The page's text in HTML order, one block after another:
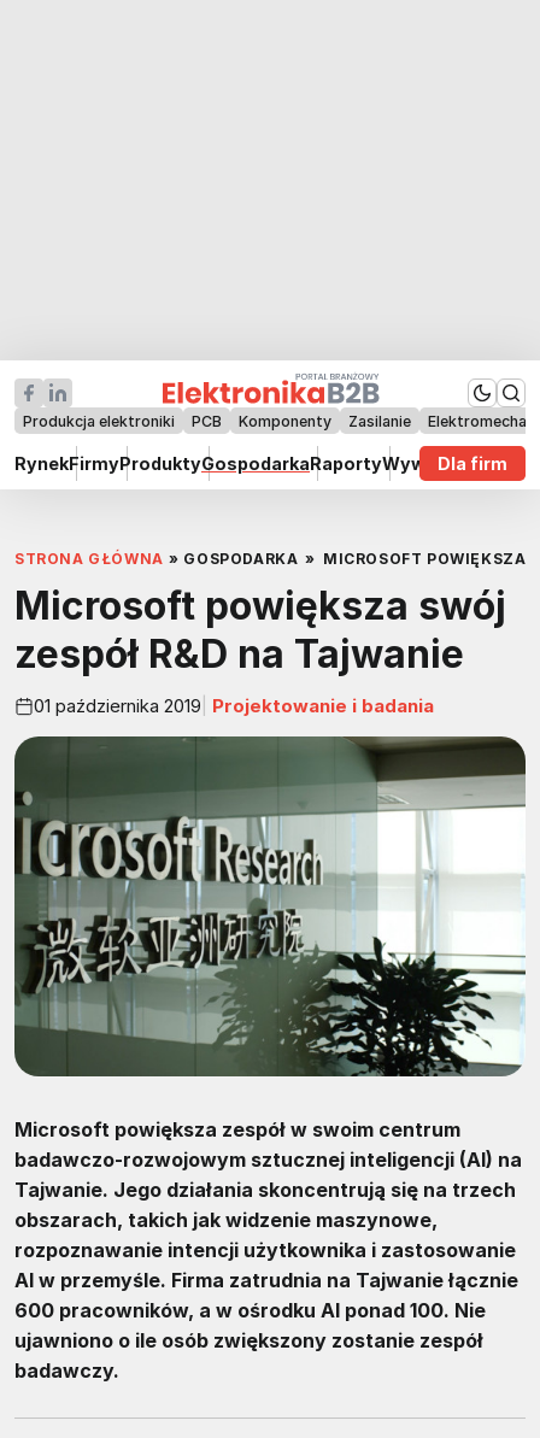
Produkcja elektroniki PCB Komponenty Zasilanie
RynekFirmyProduktyGospodarkaRaportyWywiadyDla firm
STRONA GŁÓWNA » GOSPODARKA » MICROSOFT POWIĘKSZA
Microsoft powiększa swój
zespół R&D na Tajwanie
01 października 2019 Projektowanie i badania
Microsoft powiększa zespół w swoim centrum
badawczo-rozwojowym sztucznej inteligencji (AI) na
Tajwanie. Jego działania skoncentrują się na trzech
obszarach, takich jak widzenie maszynowe,
rozpoznawanie intencji użytkownika i zastosowanie
AI w przemyśle. Firma zatrudnia na Tajwanie łącznie
600 pracowników, a w ośrodku AI ponad 100. Nie
ujawniono o ile osób zwiększony zostanie zespół
badawczy.